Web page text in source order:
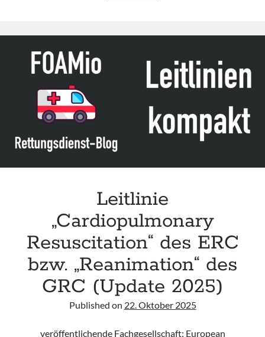
and
Cardiovascular
Care“
der
Leitlinie
„Cardiopulmonary
Resuscitation“ des ERC
bzw. „Reanimation“ des
GRC (Update 2025)
Published on 22. Oktober 2025
veröffentlichende Fachgesellschaft: European